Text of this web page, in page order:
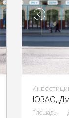
ЮЗАО,
Площадь